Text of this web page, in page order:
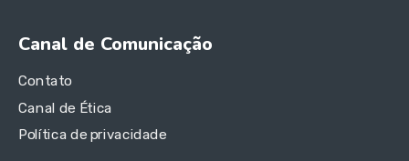
Canal de Comunicação
Contato
Canal de Ética
Política de privacidade